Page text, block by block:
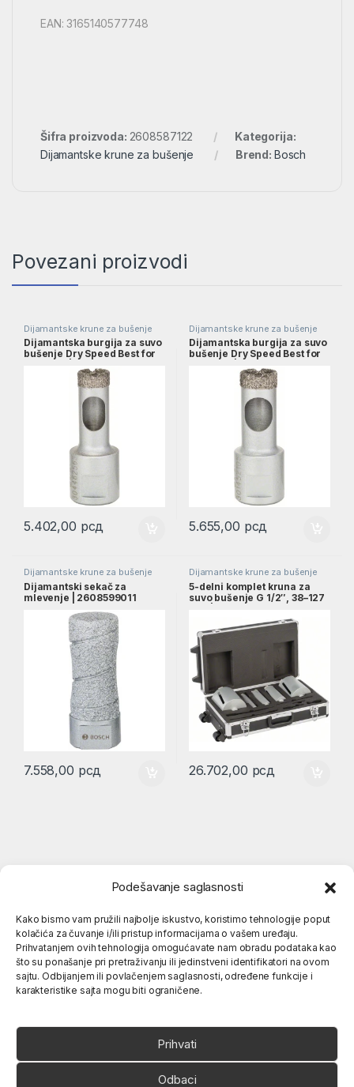
Podešavanje saglasnosti
Kako bismo vam pružili najbolje iskustvo, koristimo tehnologije poput
kolačića za čuvanje i/ili pristup informacijama o vašem uređaju.
Prihvatanjem ovih tehnologija omogućavate nam obradu podataka kao
što su ponašanje pri pretraživanju ili jedinstveni identifikatori na ovom
sajtu. Odbijanjem ili povlačenjem saglasnosti, određene funkcije i
karakteristike sajta mogu biti ograničene.
Prihvati
Odbaci
EAN: 3165140577748
Šifra proizvoda: 2608587122
Kategorija:
Dijamantske krune za bušenje
Brend: Bosch
Povezani proizvodi
Dijamantske krune za bušenje
Dijamantska burgija za suvo
bušenje Dry Speed Best for
5.402,00 рсд
Dijamantske krune za bušenje
Dijamantska burgija za suvo
bušenje Dry Speed Best for
5.655,00 рсд
Dijamantske krune za bušenje
Dijamantski sekač za
mlevenje | 2608599011
7.558,00 рсд
Dijamantske krune za bušenje
5-delni komplet kruna za
suvo bušenje G 1/2″, 38–127
26.702,00 рсд
Popularne kategorije
O nama